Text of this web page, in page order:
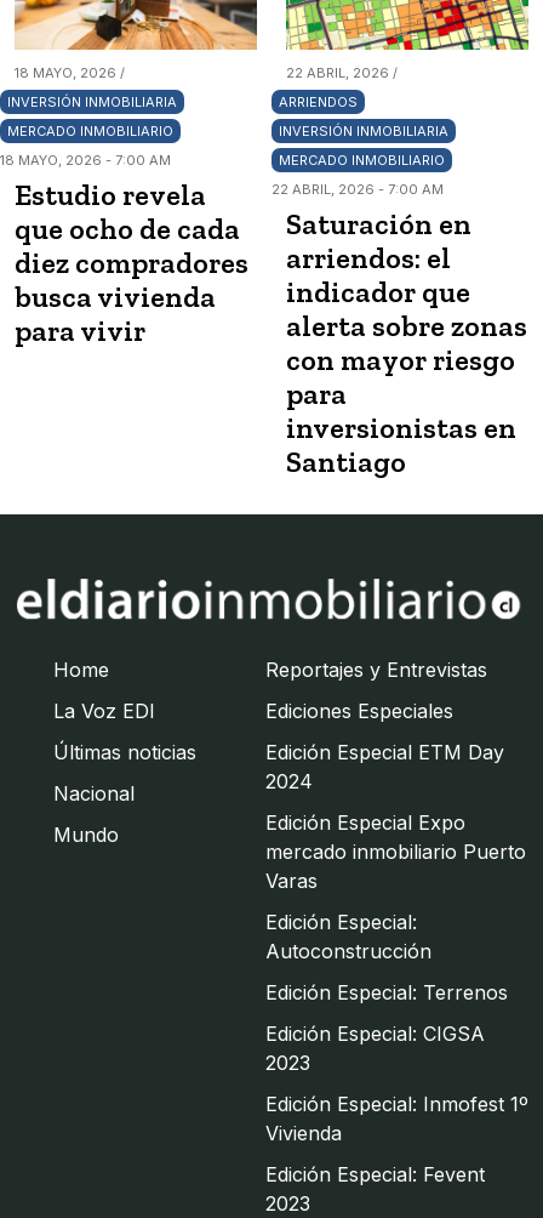
18 MAYO, 2026 /
INVERSIÓN INMOBILIARIA
MERCADO INMOBILIARIO
18 MAYO, 2026 - 7:00 AM
Estudio revela
que ocho de cada
diez compradores
busca vivienda
para vivir
22 ABRIL, 2026 /
ARRIENDOS
INVERSIÓN INMOBILIARIA
MERCADO INMOBILIARIO
22 ABRIL, 2026 - 7:00 AM
Saturación en
arriendos: el
indicador que
alerta sobre zonas
con mayor riesgo
para
inversionistas en
Santiago
Home
La Voz EDI
Últimas noticias
Nacional
Mundo
Reportajes y Entrevistas
Ediciones Especiales
Edición Especial ETM Day
2024
Edición Especial Expo
mercado inmobiliario Puerto
Varas
Edición Especial:
Autoconstrucción
Edición Especial: Terrenos
Edición Especial: CIGSA
2023
Edición Especial: Inmofest 1º
Vivienda
Edición Especial: Fevent
2023